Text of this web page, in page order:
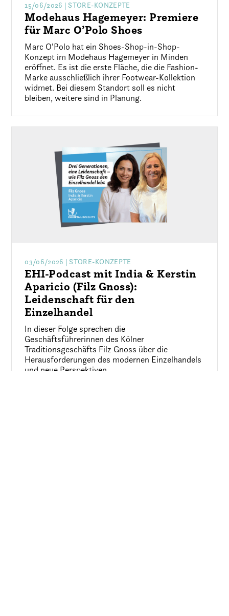
15/06/2026 | STORE-KONZEPTE
Modehaus Hagemeyer: Premiere
für Marc O’Polo Shoes
Marc O'Polo hat ein Shoes-Shop-in-Shop-
Konzept im Modehaus Hagemeyer in Minden
eröffnet. Es ist die erste Fläche, die die Fashion-
Marke ausschließlich ihrer Footwear-Kollektion
widmet. Bei diesem Standort soll es nicht
bleiben, weitere sind in Planung.
03/06/2026 | STORE-KONZEPTE
EHI-Podcast mit India & Kerstin
Aparicio (Filz Gnoss):
Leidenschaft für den
Einzelhandel
In dieser Folge sprechen die
Geschäftsführerinnen des Kölner
Traditionsgeschäfts Filz Gnoss über die
Herausforderungen des modernen Einzelhandels
und neue Perspektiven.